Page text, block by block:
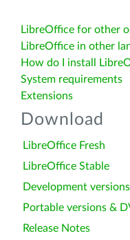
LibreOffice for other
LibreOffice in other
How do I install
System requirements
Extensions
Download
LibreOffice Fresh
LibreOffice Stable
Development versions
Portable versions &
Release Notes